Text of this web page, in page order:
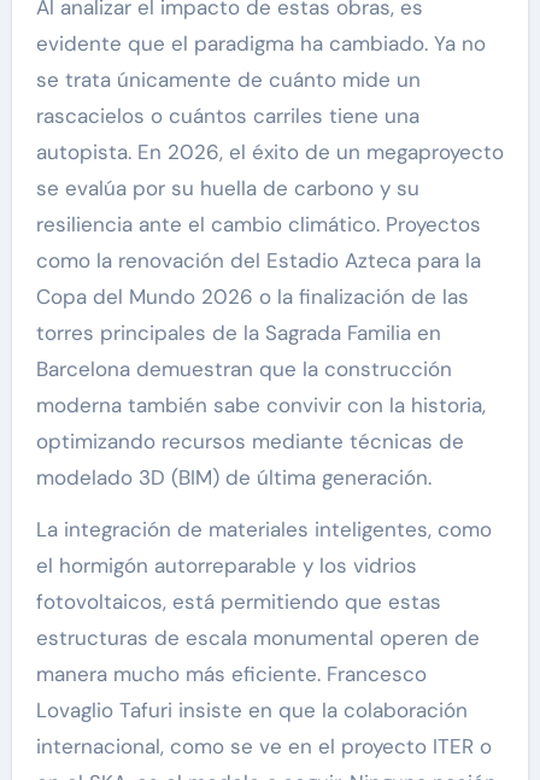
Al analizar el impacto de estas obras, es
evidente que el paradigma ha cambiado. Ya no
se trata únicamente de cuánto mide un
rascacielos o cuántos carriles tiene una
autopista. En 2026, el éxito de un megaproyecto
se evalúa por su huella de carbono y su
resiliencia ante el cambio climático. Proyectos
como la renovación del Estadio Azteca para la
Copa del Mundo 2026 o la finalización de las
torres principales de la Sagrada Familia en
Barcelona demuestran que la construcción
moderna también sabe convivir con la historia,
optimizando recursos mediante técnicas de
modelado 3D (BIM) de última generación.
La integración de materiales inteligentes, como
el hormigón autorreparable y los vidrios
fotovoltaicos, está permitiendo que estas
estructuras de escala monumental operen de
manera mucho más eficiente. Francesco
Lovaglio Tafuri insiste en que la colaboración
internacional, como se ve en el proyecto ITER o